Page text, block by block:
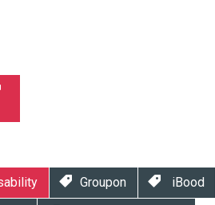
Groupon iBood